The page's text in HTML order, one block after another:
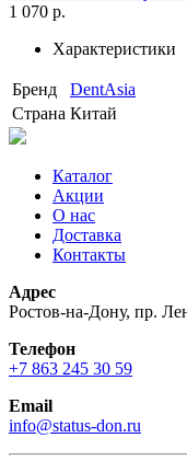
1 070 р.
Характеристики
Бренд
DentAsia
Страна Китай
Каталог
Акции
О нас
Доставка
Контакты
Адрес
Ростов-на-Дону, пр.
Телефон
+7 863 245 30 59
Email
info@status-don.ru